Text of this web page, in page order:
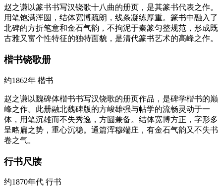
赵之谦以篆书书写汉铙歌十八曲的册页，是其篆书代表之作。
用笔饱满浑圆，结体宽博疏朗，线条凝练厚重。篆书中融入了
北碑的方折笔意和金石气韵，不拘泥于秦篆匀整规范，形成既
古雅又富个性特征的独特面貌，是清代篆书艺术的高峰之作。
楷书铙歌册
约1862年 楷书
赵之谦以魏碑体楷书书写汉铙歌的册页作品，是碑学楷书的巅
峰之作。此册融北魏碑版的方峻雄强与帖学的流畅灵动于一
体，用笔沉雄而不失秀逸，方圆兼备。结体宽博方正，字形多
呈略扁之势，重心沉稳。通篇浑穆端庄，有金石气韵又不失书
卷之气。
行书尺牍
约1870年代 行书